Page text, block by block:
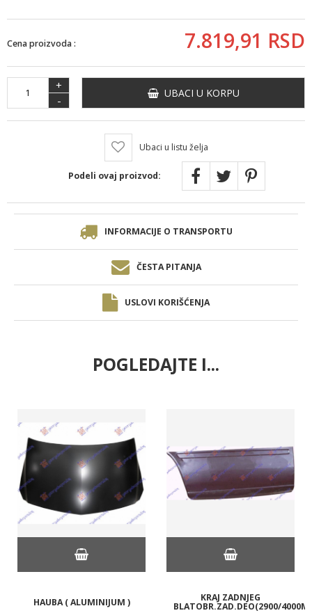
Cena proizvoda : 7.819,91 RSD
+
-
UBACI U KORPU
Ubaci u listu želja
Podeli ovaj proizvod:
INFORMACIJE O TRANSPORTU
ČESTA PITANJA
USLOVI KORIŠĆENJA
POGLEDAJTE I...
HAUBA ( ALUMINIJUM ) KRAJ ZADNJEG
BLATOBR.ZAD.DEO(2900/